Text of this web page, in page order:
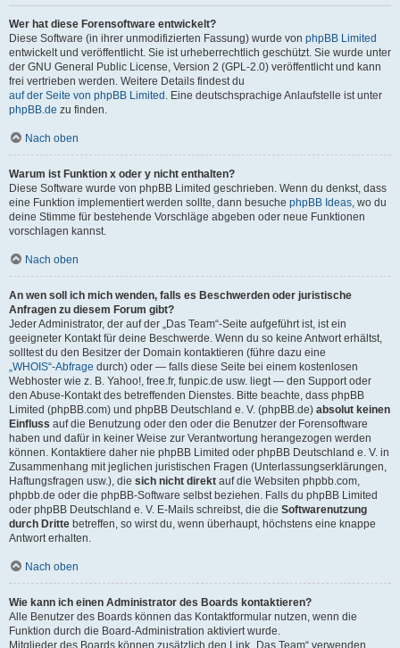
Wer hat diese Forensoftware entwickelt?
Diese Software (in ihrer unmodifizierten Fassung) wurde von phpBB Limited
entwickelt und veröffentlicht. Sie ist urheberrechtlich geschützt. Sie wurde unter
der GNU General Public License, Version 2 (GPL-2.0) veröffentlicht und kann
frei vertrieben werden. Weitere Details findest du
auf der Seite von phpBB Limited . Eine deutschsprachige Anlaufstelle ist unter
phpBB.de zu finden.
Nach oben
Warum ist Funktion x oder y nicht enthalten?
Diese Software wurde von phpBB Limited geschrieben. Wenn du denkst, dass
eine Funktion implementiert werden sollte, dann besuche phpBB Ideas, wo du
deine Stimme für bestehende Vorschläge abgeben oder neue Funktionen
vorschlagen kannst.
Nach oben
An wen soll ich mich wenden, falls es Beschwerden oder juristische
Anfragen zu diesem Forum gibt?
Jeder Administrator, der auf der „Das Team“-Seite aufgeführt ist, ist ein
geeigneter Kontakt für deine Beschwerde. Wenn du so keine Antwort erhältst,
solltest du den Besitzer der Domain kontaktieren (führe dazu eine
„WHOIS“-Abfrage durch) oder — falls diese Seite bei einem kostenlosen
Webhoster wie z. B. Yahoo!, free.fr, funpic.de usw. liegt — den Support oder
den Abuse-Kontakt des betreffenden Dienstes. Bitte beachte, dass phpBB
Limited (phpBB.com) und phpBB Deutschland e. V. (phpBB.de) absolut keinen
Einfluss auf die Benutzung oder den oder die Benutzer der Forensoftware
haben und dafür in keiner Weise zur Verantwortung herangezogen werden
können. Kontaktiere daher nie phpBB Limited oder phpBB Deutschland e. V. in
Zusammenhang mit jeglichen juristischen Fragen (Unterlassungserklärungen,
Haftungsfragen usw.), die sich nicht direkt auf die Websiten phpbb.com,
phpbb.de oder die phpBB-Software selbst beziehen. Falls du phpBB Limited
oder phpBB Deutschland e. V. E-Mails schreibst, die die Softwarenutzung
durch Dritte betreffen, so wirst du, wenn überhaupt, höchstens eine knappe
Antwort erhalten.
Nach oben
Wie kann ich einen Administrator des Boards kontaktieren?
Alle Benutzer des Boards können das Kontaktformular nutzen, wenn die
Funktion durch die Board-Administration aktiviert wurde.
Mitglieder des Boards können zusätzlich den Link „Das Team“ verwenden.